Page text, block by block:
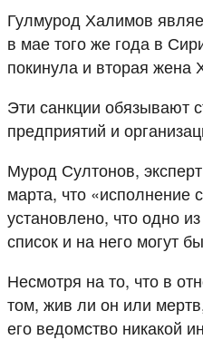
Гулмурод Халимов
в мае того же года в
покинула и вторая жена
Эти санкции обязывают
предприятий и
Мурод Султонов,
марта, что «исполнение
установлено, что одно
список и на него могут
Несмотря на то, что в
том, жив ли он или
его ведомство никакой